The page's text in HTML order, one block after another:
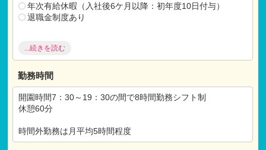
年次有給休暇（入社後6ケ月以降：初年度10日付与）
退職金制度あり
通勤手当（実費支給 上限20,000円）
住宅手当（通常の手当の他、借り上げ社宅制度も有）
扶養手当
...続きを読む
勤務時間
開園時間7：30～19：30の間で8時間勤務シフト制
休憩60分
時間外勤務は月平均5時間程度